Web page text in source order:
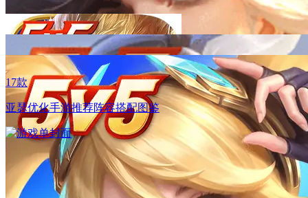
17款
亚瑟优化手游推荐阵容搭配图鉴